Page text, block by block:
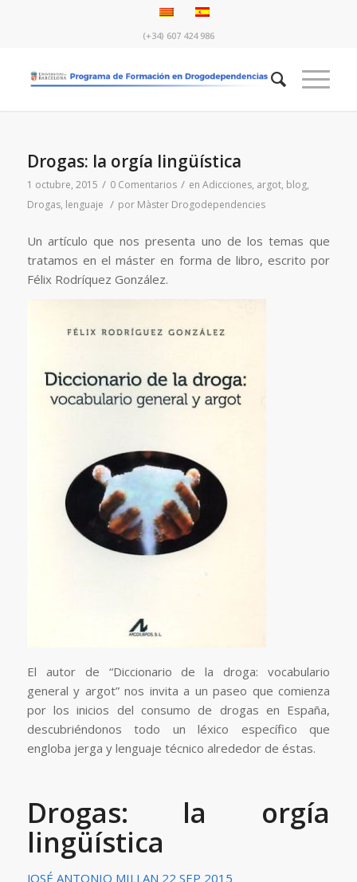
(+34) 607 424 986
Drogas: la orgía lingüística
1 octubre, 2015 / 0 Comentarios / en Adicciones, argot, blog,
Drogas, lenguaje / por Màster Drogodependencies
Un artículo que nos presenta uno de los temas que
tratamos en el máster en forma de libro, escrito por
Félix Rodríquez González.
El autor de “Diccionario de la droga: vocabulario
general y argot” nos invita a un paseo que comienza
por los inicios del consumo de drogas en España,
descubriéndonos todo un léxico específico que
engloba jerga y lenguaje técnico alrededor de éstas.
Drogas: la orgía
lingüística
JOSÉ ANTONIO MILLAN 22 SEP 2015